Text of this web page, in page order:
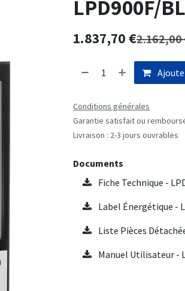
LPD900F/
1.837,70€2.162,00
Conditions générales
Garantie satisfait ou
Livraison : 2-3 jours ouvrables
Documents
Fiche Technique -
Label Énergétique -
Liste Pièces
Manuel Utilisateur -